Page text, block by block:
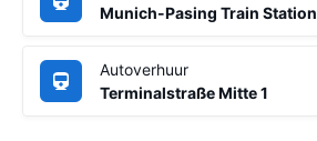
Munich-Pasing Train Station
Autoverhuur
Terminalstraße Mitte 1